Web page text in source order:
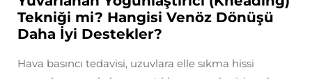
Tekniği mi? Hangisi Venöz Dönüşü
Daha İyi Destekler?
Hava basıncı tedavisi, uzuvlara elle sıkma hissi